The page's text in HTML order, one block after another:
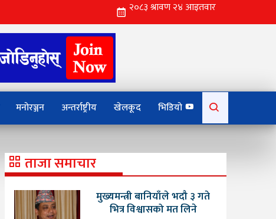
मनोरञ्जन अन्तर्राष्ट्रीय खेलकूद भिडियो
for:
ताजा समाचार
मुख्यमन्त्री बानियाँले भदौ ३ गते
भित्र विश्वासको मत लिने